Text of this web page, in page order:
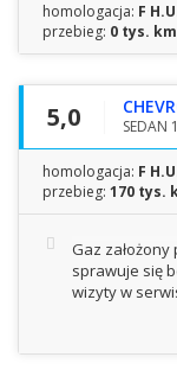
homologacja: F
przebieg: 0 tys. km
5,0 SEDAN
homologacja: F
przebieg: 170 tys.
Gaz założony
sprawuje się
wizyty w